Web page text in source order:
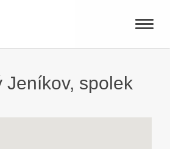
Toggle
Jeníkov, spolek